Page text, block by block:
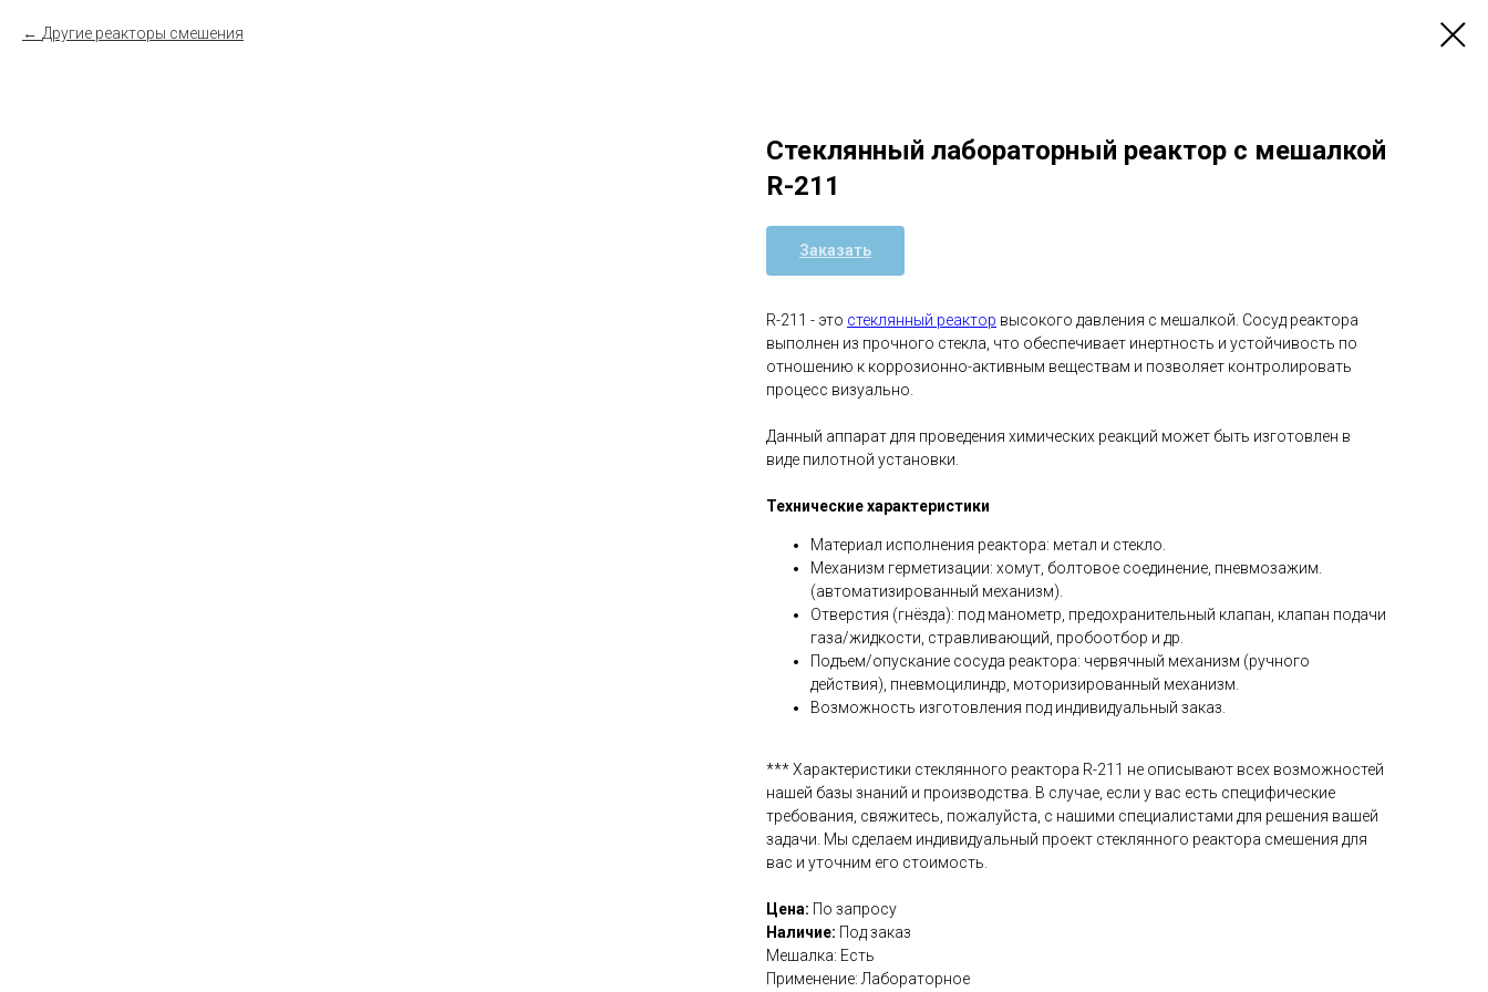
Другие реакторы смешения
Стеклянный лабораторный реактор с мешалкой
R-211
Заказать
R-211 - это стеклянный реактор высокого давления с мешалкой. Сосуд реактора
выполнен из прочного стекла, что обеспечивает инертность и устойчивость по
отношению к коррозионно-активным веществам и позволяет контролировать
процесс визуально.
Данный аппарат для проведения химических реакций может быть изготовлен в
виде пилотной установки.
Технические характеристики
Материал исполнения реактора: метал и стекло.
Механизм герметизации: хомут, болтовое соединение, пневмозажим.
(автоматизированный механизм).
Отверстия (гнёзда): под манометр, предохранительный клапан, клапан подачи
газа/жидкости, стравливающий, пробоотбор и др.
Подъем/опускание сосуда реактора: червячный механизм (ручного
действия), пневмоцилиндр, моторизированный механизм.
Возможность изготовления под индивидуальный заказ.
*** Характеристики стеклянного реактора R-211 не описывают всех возможностей
нашей базы знаний и производства. В случае, если у вас есть специфические
требования, свяжитесь, пожалуйста, с нашими специалистами для решения вашей
задачи. Мы сделаем индивидуальный проект стеклянного реактора смешения для
вас и уточним его стоимость.
Цена: По запросу
Наличие: Под заказ
Мешалка: Есть
Применение: Лабораторное